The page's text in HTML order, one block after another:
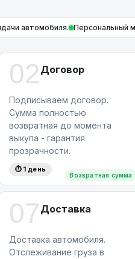
автомобиля. Персональный
02 Договор
Возвратная сумма
Подписываем договор.
Сумма полностью
возвратная до момента
выкупа - гарантия
прозрачности.
⏱ 1 день
07 Доставка
Доставка автомобиля.
Отслеживание груза в